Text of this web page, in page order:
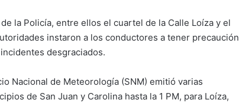
la Policía, entre ellos el cuartel de la Calle Loíza y el
instaron a los conductores a tener precaución
desgraciados.
Nacional de Meteorología (SNM) emitió varias
de San Juan y Carolina hasta la 1 PM, para Loíza,